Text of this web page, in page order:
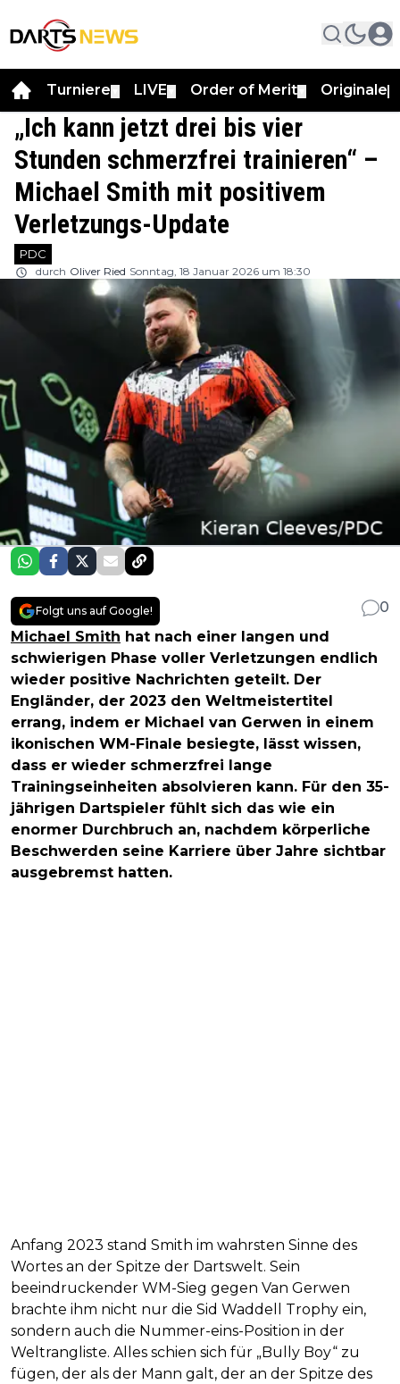
Turniere LIVE Order of Merit Originale
„Ich kann jetzt drei bis vier
Stunden schmerzfrei trainieren“ –
Michael Smith mit positivem
Verletzungs-Update
PDC
durch Oliver Ried Sonntag, 18 Januar 2026 um 18:30
Folgt uns auf Google!
0
Michael Smith hat nach einer langen und
schwierigen Phase voller Verletzungen endlich
wieder positive Nachrichten geteilt. Der
Engländer, der 2023 den Weltmeistertitel
errang, indem er Michael van Gerwen in einem
ikonischen WM-Finale besiegte, lässt wissen,
dass er wieder schmerzfrei lange
Trainingseinheiten absolvieren kann. Für den 35-
jährigen Dartspieler fühlt sich das wie ein
enormer Durchbruch an, nachdem körperliche
Beschwerden seine Karriere über Jahre sichtbar
ausgebremst hatten.
Anfang 2023 stand Smith im wahrsten Sinne des
Wortes an der Spitze der Dartswelt. Sein
beeindruckender WM-Sieg gegen Van Gerwen
brachte ihm nicht nur die Sid Waddell Trophy ein,
sondern auch die Nummer-eins-Position in der
Weltrangliste. Alles schien sich für „Bully Boy“ zu
fügen, der als der Mann galt, der an der Spitze des